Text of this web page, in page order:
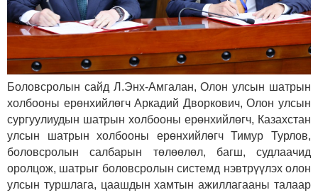
Боловсролын сайд Л.Энх-Амгалан, Олон улсын шатрын
холбооны ерөнхийлөгч Аркадий Дворкович, Олон улсын
сургуулиудын шатрын холбооны ерөнхийлөгч, Казахстан
улсын шатрын холбооны ерөнхийлөгч Тимур Турлов,
боловсролын салбарын төлөөлөл, багш, судлаачид
оролцож, шатрыг боловсролын системд нэвтрүүлэх олон
улсын туршлага, цаашдын хамтын ажиллагааны талаар